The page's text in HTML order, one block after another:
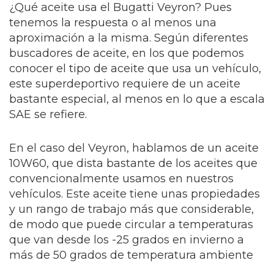
¿Qué aceite usa el Bugatti Veyron? Pues
tenemos la respuesta o al menos una
aproximación a la misma. Según diferentes
buscadores de aceite, en los que podemos
conocer el tipo de aceite que usa un vehículo,
este superdeportivo requiere de un aceite
bastante especial, al menos en lo que a escala
SAE se refiere.
En el caso del Veyron, hablamos de un aceite
10W60, que dista bastante de los aceites que
convencionalmente usamos en nuestros
vehículos. Este aceite tiene unas propiedades
y un rango de trabajo más que considerable,
de modo que puede circular a temperaturas
que van desde los -25 grados en invierno a
más de 50 grados de temperatura ambiente